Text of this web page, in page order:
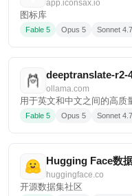
app.iconsax.io
图标库
Fable 5 Opus 5 Sonnet 4.7
deeptranslate-r2-
ollama.com
用于英文和中文之间的高质
Fable 5 Opus 5 Sonnet 4.7
Hugging Face数
huggingface.co
开源数据集社区